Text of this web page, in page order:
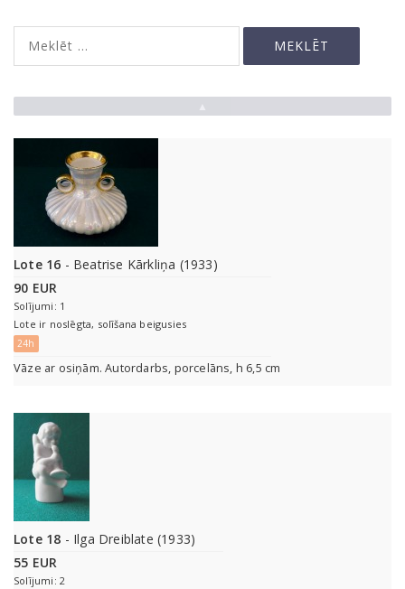
Lote 16 - Beatrise Kārkliņa (1933)
90 EUR
Solījumi: 1
Lote ir noslēgta, solīšana beigusies
24h
Vāze ar osiņām. Autordarbs, porcelāns, h 6,5 cm
Lote 18 - Ilga Dreiblate (1933)
55 EUR
Solījumi: 2